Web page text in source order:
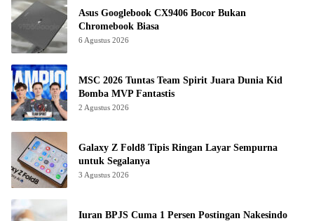
Asus Googlebook CX9406 Bocor Bukan
Chromebook Biasa
6 Agustus 2026
MSC 2026 Tuntas Team Spirit Juara Dunia Kid
Bomba MVP Fantastis
2 Agustus 2026
Galaxy Z Fold8 Tipis Ringan Layar Sempurna
untuk Segalanya
3 Agustus 2026
Iuran BPJS Cuma 1 Persen Postingan Nakesindo